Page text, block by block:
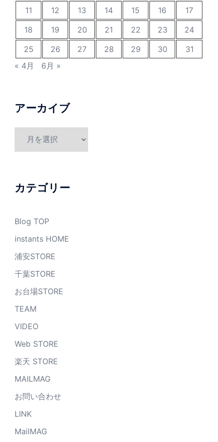
11
12 13 14 15 16
17
18
19 20 21 22 23
24
25
26 27 28 29 30
31
« 4月
6月 »
アーカイブ
ブ
カテゴリー
Blog TOP
instants HOME
浦安STORE
千葉STORE
お台場STORE
TEAM
VIDEO
Web STORE
楽天 STORE
MAILMAG
お問い合わせ
LINK
MailMAG